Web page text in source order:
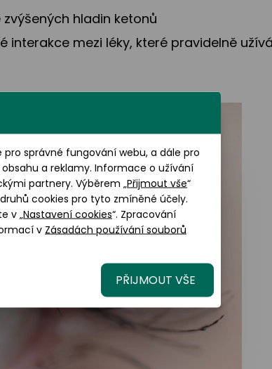
hladin ketonů
mezi léky, které pravidelně
správné fungování webu, a dále pro
a reklamy. Informace o užívání
partnery. Výběrem „Přijmout vše“
cookies pro tyto zmíněné účely.
v „Nastavení cookies“. Zpracování
v Zásadách používání souborů
PŘIJMOUT VŠE